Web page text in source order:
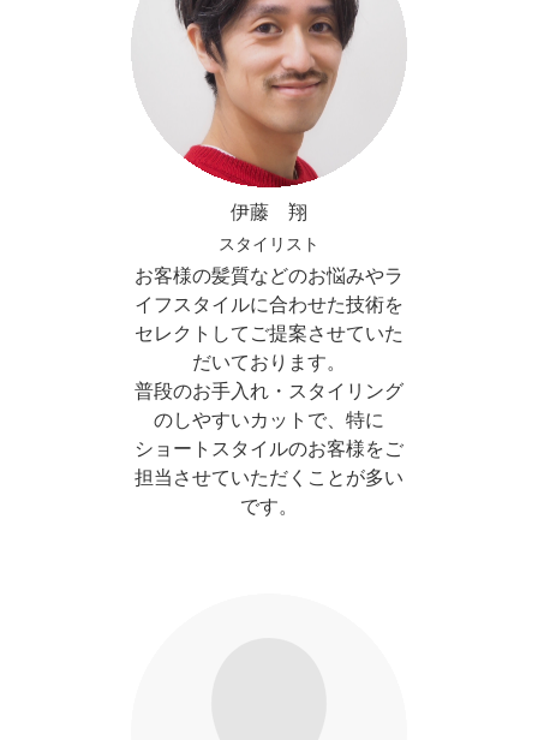
伊藤 翔
スタイリスト
お客様の髪質などのお悩みやラ
イフスタイルに合わせた技術を
セレクトしてご提案させていた
だいております。
普段のお手入れ・スタイリング
のしやすいカットで、特に
ショートスタイルのお客様をご
担当させていただくことが多い
です。